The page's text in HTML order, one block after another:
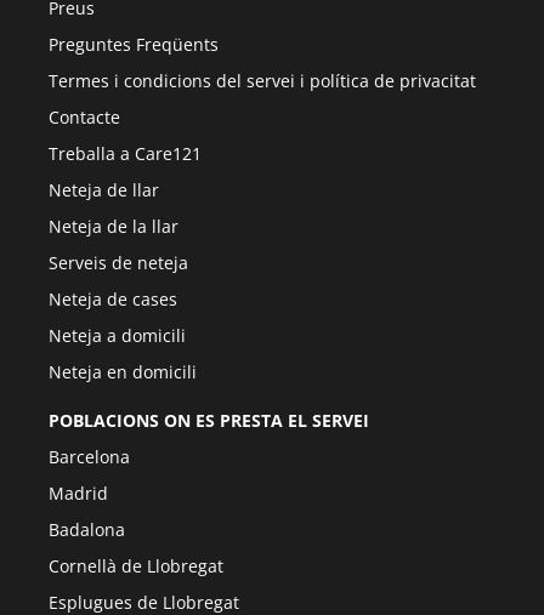
Preus
Preguntes Freqüents
Termes i condicions del servei i política de privacitat
Contacte
Treballa a Care121
Neteja de llar
Neteja de la llar
Serveis de neteja
Neteja de cases
Neteja a domicili
Neteja en domicili
POBLACIONS ON ES PRESTA EL SERVEI
Barcelona
Madrid
Badalona
Cornellà de Llobregat
Esplugues de Llobregat